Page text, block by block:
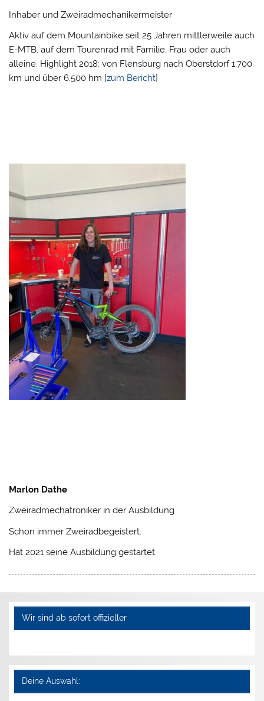
Inhaber und Zweiradmechanikermeister
Aktiv auf dem Mountainbike seit 25 Jahren mittlerweile auch
E-MTB, auf dem Tourenrad mit Familie, Frau oder auch
alleine. Highlight 2018: von Flensburg nach Oberstdorf 1.700
km und über 6.500 hm [zum Bericht]
Marlon Dathe
Zweiradmechatroniker in der Ausbildung
Schon immer Zweiradbegeistert.
Hat 2021 seine Ausbildung gestartet.
Wir sind ab sofort offizieller
Deine Auswahl: